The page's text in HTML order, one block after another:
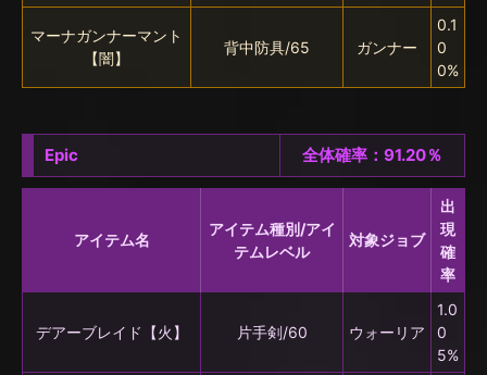
マーナガンナーマント
【闇】
背中防具/65 ガンナー
0.1
0
0%
Epic 全体確率：91.20％
アイテム名
アイテム種別/アイ
テムレベル
対象ジョブ
出
現
確
率
デアーブレイド【火】 片手剣/60 ウォーリア
1.0
0
5%